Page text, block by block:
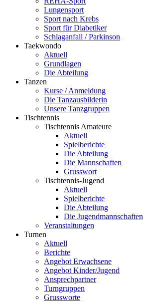
Lungensport
Sport nach Krebs
Sport für Diabetiker
Schlaganfall / Parkinson
Taekwondo
Aktuell
Grundlagen
Die Abteilung
Tanzen
Kurse / Anmeldung
Die Tanzausbilderin
Unsere Tanzgruppen
Tischtennis
Tischtennis Amateure
Aktuell
Spielberichte
Die Abteilung
Die Mannschaften
Grusswort
Tischtennis-Jugend
Aktuell
Spielberichte
Die Abteilung
Die Jugendmannschaften
Veranstaltungen
Turnen
Aktuell
Berichte
Angebot Erwachsene
Angebot Kinder/Jugend
Ansprechpartner
Turngruppen
Grussworte